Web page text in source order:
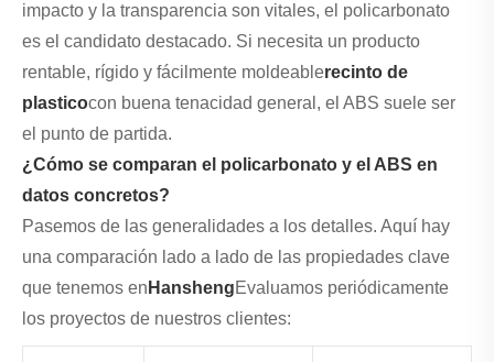
impacto y la transparencia son vitales, el policarbonato
es el candidato destacado. Si necesita un producto
rentable, rígido y fácilmente moldeablerecinto de
plasticocon buena tenacidad general, el ABS suele ser
el punto de partida.
¿Cómo se comparan el policarbonato y el ABS en
datos concretos?
Pasemos de las generalidades a los detalles. Aquí hay
una comparación lado a lado de las propiedades clave
que tenemos en HanshengEvaluamos periódicamente
los proyectos de nuestros clientes: